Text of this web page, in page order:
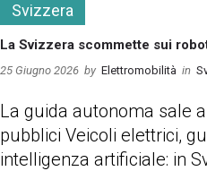
Svizzera
La Svizzera scommette sui
25 Giugno 2026 by Elettromobilità in
La guida autonoma sale
pubblici Veicoli elettrici,
intelligenza artificiale: in